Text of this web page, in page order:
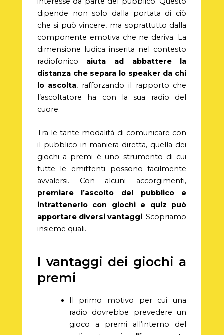
dipende non solo dalla portata di ciò
che si può vincere, ma soprattutto dalla
componente emotiva che ne deriva. La
dimensione ludica inserita nel contesto
radiofonico aiuta ad abbattere la
distanza che separa lo speaker da chi
lo ascolta, rafforzando il rapporto che
l’ascoltatore ha con la sua radio del
cuore.
Tra le tante modalità di comunicare con
il pubblico in maniera diretta, quella dei
giochi a premi è uno strumento di cui
tutte le emittenti possono facilmente
avvalersi. Con alcuni accorgimenti,
premiare l’ascolto del pubblico e
intrattenerlo con giochi e quiz può
apportare diversi vantaggi. Scopriamo
insieme quali.
I vantaggi dei giochi a
premi
Il primo motivo per cui una
radio dovrebbe prevedere un
gioco a premi all’interno del